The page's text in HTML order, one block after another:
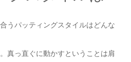
うパッティングスタイルはどんな
真っ直ぐに動かすということは肩